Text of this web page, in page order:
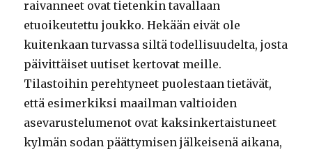
raivanneet ovat tietenkin tavallaan
etuoikeutettu joukko. Hekään eivät ole
kuitenkaan turvassa siltä todellisuudelta, josta
päivittäiset uutiset kertovat meille.
Tilastoihin perehtyneet puolestaan tietävät,
että esimerkiksi maailman valtioiden
asevarustelumenot ovat kaksinkertaistuneet
kylmän sodan päättymisen jälkeisenä aikana,